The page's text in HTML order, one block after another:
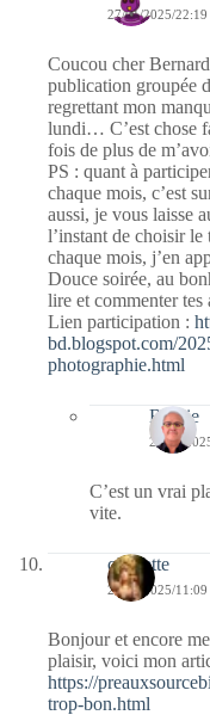
27/01/2025/22:19
Coucou cher
publication groupée
regrettant mon
lundi… C’est chose
fois de plus de
PS : quant à
chaque mois, c’est
aussi, je vous laisse
l’instant de choisir le
chaque mois, j’en
Douce soirée, au
lire et commenter
Lien participation :
bd.blogspot.com/
photographie.html
Bernie
28/01/
C’est un vrai
vite.
cigalette
27/01/2025/11:09
Bonjour et encore
plaisir, voici mon
https://
trop-bon.html